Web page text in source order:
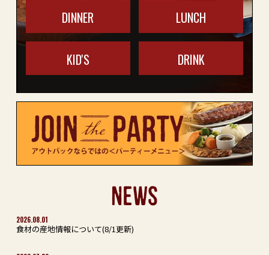
DINNER LUNCH
KID'S DRINK
NEWS
2026.08.01
食材の産地情報について(8/1更新)